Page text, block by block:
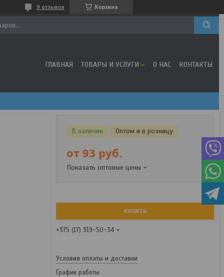
Корзина
9 отзывов
ГЛАВНАЯ ТОВАРЫ И УСЛУГИ О НАС КОНТАКТЫ
В наличии Оптом и в розницу
от 93 руб.
Показать оптовые цены
КУПИТЬ
+375 (17) 319-50-34
Условия оплаты и доставки
График работы